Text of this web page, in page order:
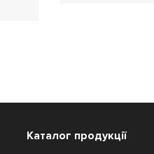
Каталог продукції